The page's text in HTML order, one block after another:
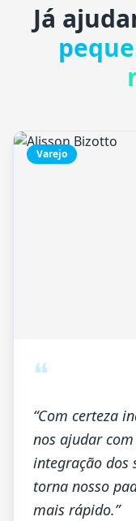
Já
Varejo
❝
“Com certeza
nos ajudar
integração dos
torna nosso
mais rápido.”